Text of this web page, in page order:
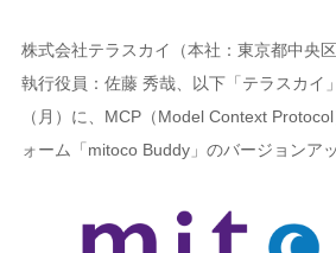
株式会社テラスカイ（本社：東京都中央
執行役員：佐藤 秀哉、以下「テラスカイ
（月）に、MCP（Model Context
ォーム「mitoco Buddy」のバージョンア